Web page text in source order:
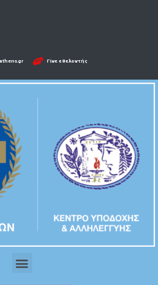
Γίνε εθελοντής